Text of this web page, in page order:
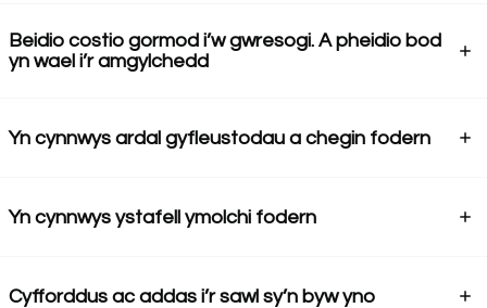
Beidio costio gormod i’w gwresogi. A pheidio bod
yn wael i’r amgylchedd
Yn cynnwys ardal gyfleustodau a chegin fodern
Yn cynnwys ystafell ymolchi fodern
Cyfforddus ac addas i’r sawl sy’n byw yno